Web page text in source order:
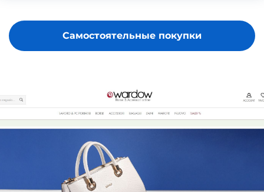
Самостоятельные покупки